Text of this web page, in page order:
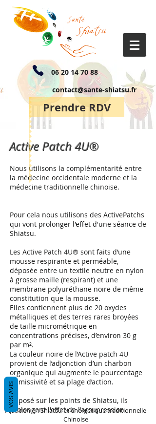
06 20 14 70 88
contact@sante-shiatsu.fr
Prendre RDV
Active Patch 4U®
Nous utilisons la complémentarité entre
la médecine occidentale moderne et la
médecine traditionnelle chinoise.
Pour cela nous utilisons des ActivePatchs
qui vont prolonger l'effet d'une séance de
Shiatsu.
Les Active Patch 4U® sont faits d’une
mousse respirante et perméable,
déposée entre un textile neutre en nylon
à grosse maille (respirant) et une
membrane polyuréthane noire de même
constitution que la mousse.
Elles contiennent plus de 20 oxydes
métalliques et des terres rares broyées
de taille micrométrique en
concentrations précises, d’environ 30 g
par m².
La couleur noire de l’Active patch 4U
provient de l’adjonction d’un charbon
organique qui augmente le pourcentage
d’émissivité et sa plage d’action.
Déposé sur les points de Shiatsu, ils
prolongent l'effet de l'accupression.
Praticien en Shiatsu et énergétique traditionnelle
Chinoise
VOS AVIS